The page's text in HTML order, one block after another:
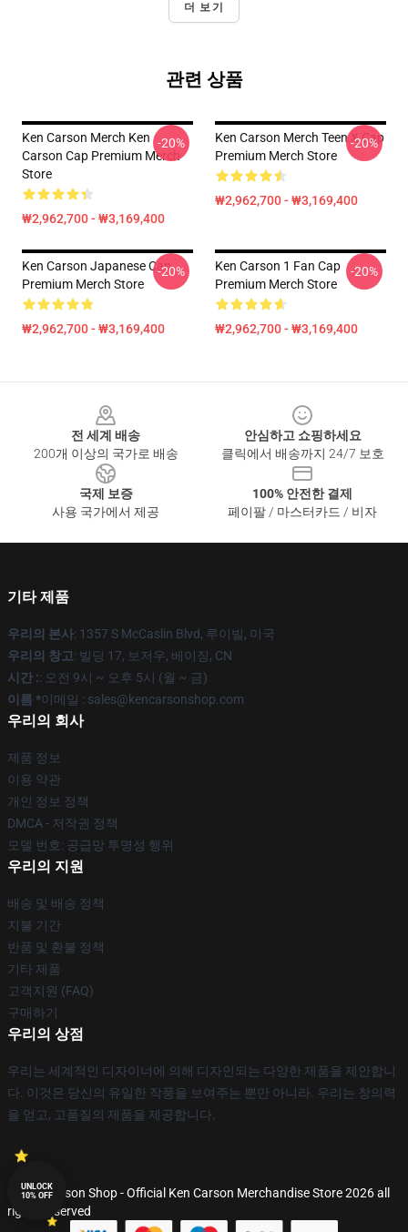
더 보기
관련 상품
Ken Carson Merch Ken
Carson Cap Premium Merch
Store
₩2,962,700 - ₩3,169,400
-20%
Ken Carson Merch Teen X Cap
Premium Merch Store
₩2,962,700 - ₩3,169,400
-20%
Ken Carson Japanese Cap
Premium Merch Store
₩2,962,700 - ₩3,169,400
-20%
Ken Carson 1 Fan Cap
Premium Merch Store
₩2,962,700 - ₩3,169,400
-20%
전 세계 배송
200개 이상의 국가로 배송
안심하고 쇼핑하세요
클릭에서 배송까지 24/7 보호
국제 보증
사용 국가에서 제공
100% 안전한 결제
페이팔 / 마스터카드 / 비자
기타 제품
우리의 본사: 1357 S McCaslin Blvd, 루이빌, 미국
우리의 창고: 빌딩 17, 보저우, 베이징, CN
시간 :: 오전 9시 ~ 오후 5시 (월 ~ 금)
이름 *이메일 : sales@kencarsonshop.com
우리의 회사
제품 정보
이용 약관
개인 정보 정책
DMCA - 저작권 정책
모델 번호: 공급망 투명성 행위
우리의 지원
배송 및 배송 정책
지불 기간
반품 및 환불 정책
기타 제품
고객지원 (FAQ)
구매하기
우리의 상점
우리는 세계적인 디자이너에 의해 디자인되는 다양한 제품을 제안합니
다. 이것은 당신의 유일한 작풍을 보여주는 뿐만 아니라. 우리는 창의력
을 얻고, 고품질의 제품을 제공합니다.
© Ken Carson Shop - Official Ken Carson Merchandise Store 2026 all
rights reserved
UNLOCK
10% OFF